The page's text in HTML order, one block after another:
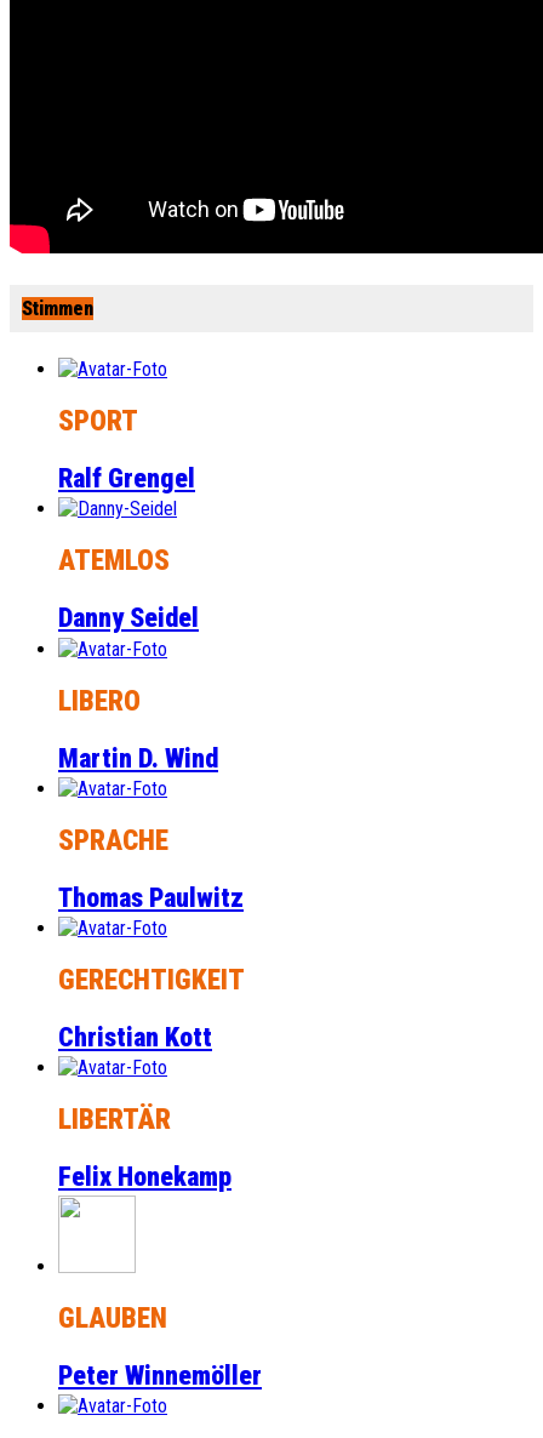
Stimmen
SPORT
Ralf Grengel
ATEMLOS
Danny Seidel
LIBERO
Martin D. Wind
SPRACHE
Thomas Paulwitz
GERECHTIGKEIT
Christian Kott
LIBERTÄR
Felix Honekamp
GLAUBEN
Peter Winnemöller